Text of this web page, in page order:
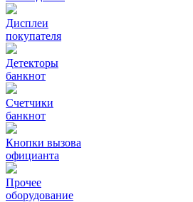
Дисплеи
покупателя
Детекторы
банкнот
Счетчики
банкнот
Кнопки вызова
официанта
Прочее
оборудование